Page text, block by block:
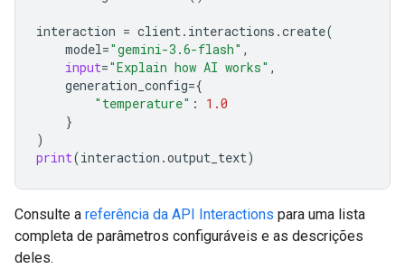
interaction = client. interactions .create(
model="gemini-3.6-flash" ,
input="Explain how AI works" ,
generation_config={
"temperature" :
1.0
}
)
print(interaction .output_text)
Consulte a referência da API Interactions para uma lista
completa de parâmetros configuráveis e as descrições
deles.